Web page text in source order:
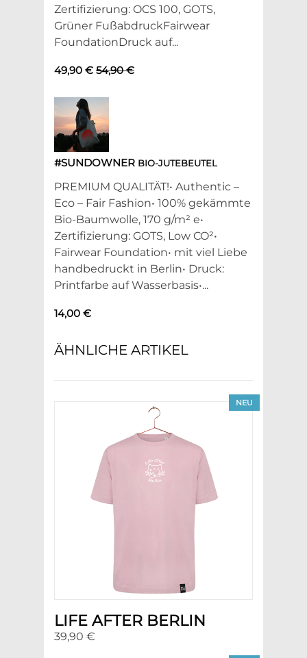
Zertifizierung: OCS 100, GOTS,
Grüner FußabdruckFairwear
FoundationDruck auf...
49,90 € 54,90 €
#SUNDOWNER BIO-JUTEBEUTEL
PREMIUM QUALITÄT!• Authentic –
Eco – Fair Fashion• 100% gekämmte
Bio-Baumwolle, 170 g/m² e•
Zertifizierung: GOTS, Low CO²•
Fairwear Foundation• mit viel Liebe
handbedruckt in Berlin• Druck:
Printfarbe auf Wasserbasis•...
14,00 €
ÄHNLICHE ARTIKEL
NEU
LIFE AFTER BERLIN
39,90 €